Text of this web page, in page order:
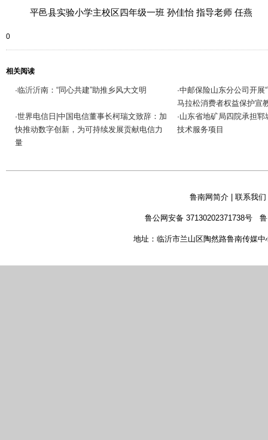
平邑县实验小学主校区四年级一班 孙佳怡 指导老师 任燕
0
相关阅读
·临沂沂南：“同心共建”助推乡风大文明 ·中邮保险山东分公司开展
马拉松消费者权益保护宣
·世界电信日|中国电信董事长柯瑞文致辞：加
快推动数字创新，为可持续发展贡献电信力
量
·山东省地矿局四院承担
技术服务项目
鲁南网简介| 联系我们
鲁公网安备 37130202371738号
地址：临沂市兰山区陶然路鲁南传媒